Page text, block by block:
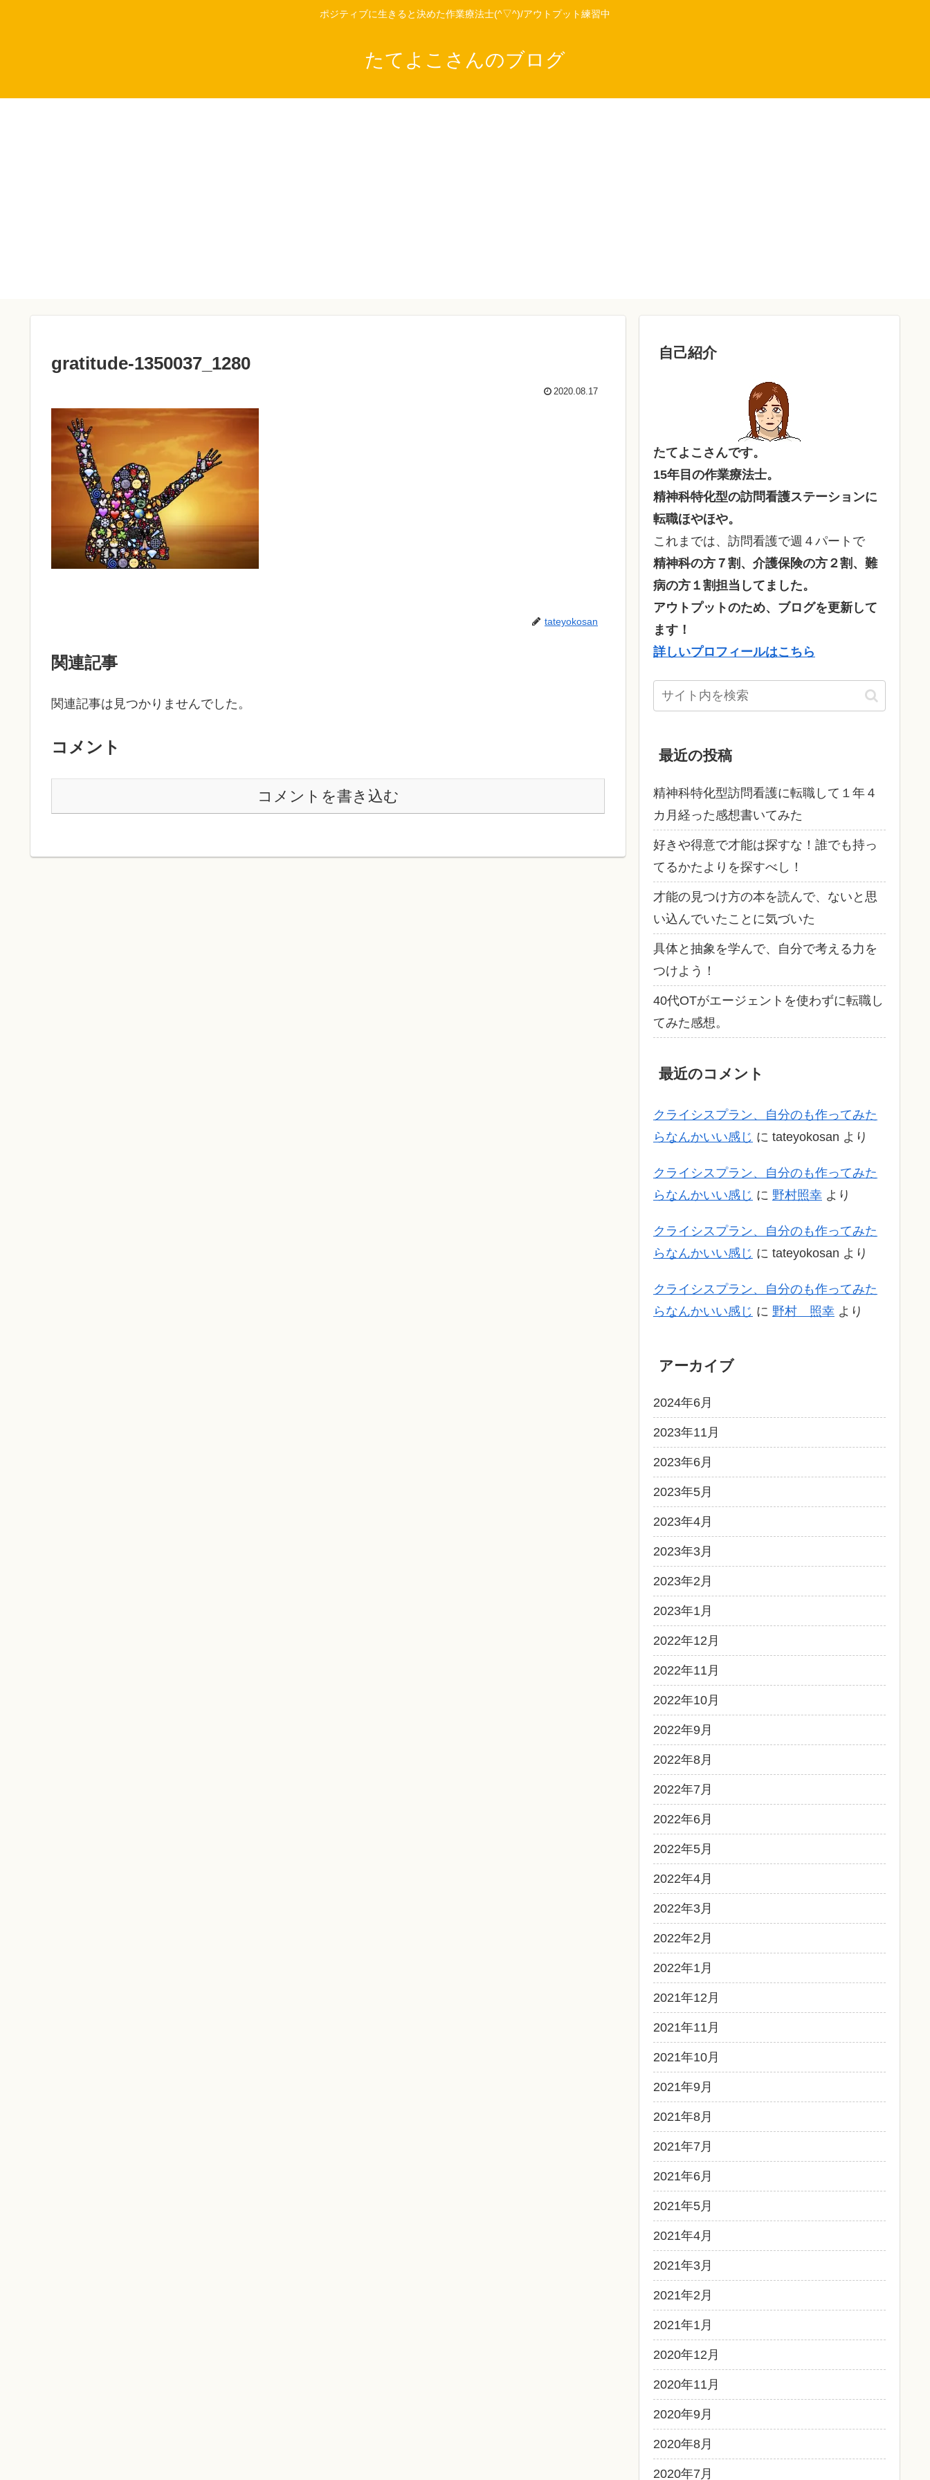
ポジティブに生きると決めた作業療法士(^▽^)/アウトプット練習中
たてよこさんのブログ
gratitude-1350037_1280
2020.08.17
tateyokosan
関連記事
関連記事は見つかりませんでした。
コメント
コメントを書き込む
自己紹介
たてよこさんです。
15年目の作業療法士。
精神科特化型の訪問看護ステーションに
転職ほやほや。
これまでは、訪問看護で週４パートで
精神科の方７割、介護保険の方２割、難
病の方１割担当してました。
アウトプットのため、ブログを更新して
ます！
詳しいプロフィールはこちら
最近の投稿
精神科特化型訪問看護に転職して１年４
カ月経った感想書いてみた
好きや得意で才能は探すな！誰でも持っ
てるかたよりを探すべし！
才能の見つけ方の本を読んで、ないと思
い込んでいたことに気づいた
具体と抽象を学んで、自分で考える力を
つけよう！
40代OTがエージェントを使わずに転職し
てみた感想。
最近のコメント
クライシスプラン、自分のも作ってみた
らなんかいい感じ に tateyokosan より
クライシスプラン、自分のも作ってみた
らなんかいい感じ に 野村照幸 より
クライシスプラン、自分のも作ってみた
らなんかいい感じ に tateyokosan より
クライシスプラン、自分のも作ってみた
らなんかいい感じ に 野村 照幸 より
アーカイブ
2024年6月
2023年11月
2023年6月
2023年5月
2023年4月
2023年3月
2023年2月
2023年1月
2022年12月
2022年11月
2022年10月
2022年9月
2022年8月
2022年7月
2022年6月
2022年5月
2022年4月
2022年3月
2022年2月
2022年1月
2021年12月
2021年11月
2021年10月
2021年9月
2021年8月
2021年7月
2021年6月
2021年5月
2021年4月
2021年3月
2021年2月
2021年1月
2020年12月
2020年11月
2020年9月
2020年8月
2020年7月